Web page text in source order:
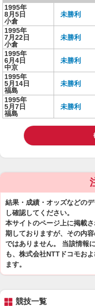
1995年
8月5日
小倉
未勝利
1995年
7月22日
小倉
未勝利
1995年
6月4日
中京
未勝利
1995年
5月14日
福島
未勝利
1995年
5月7日
福島
未勝利
結果・成績・オッズなどの
し確認してください。
本サイトのページ上に掲載
期しておりますが、その内
ではありません。 当該情報
も、株式会社NTTドコモお
ます。
競技一覧